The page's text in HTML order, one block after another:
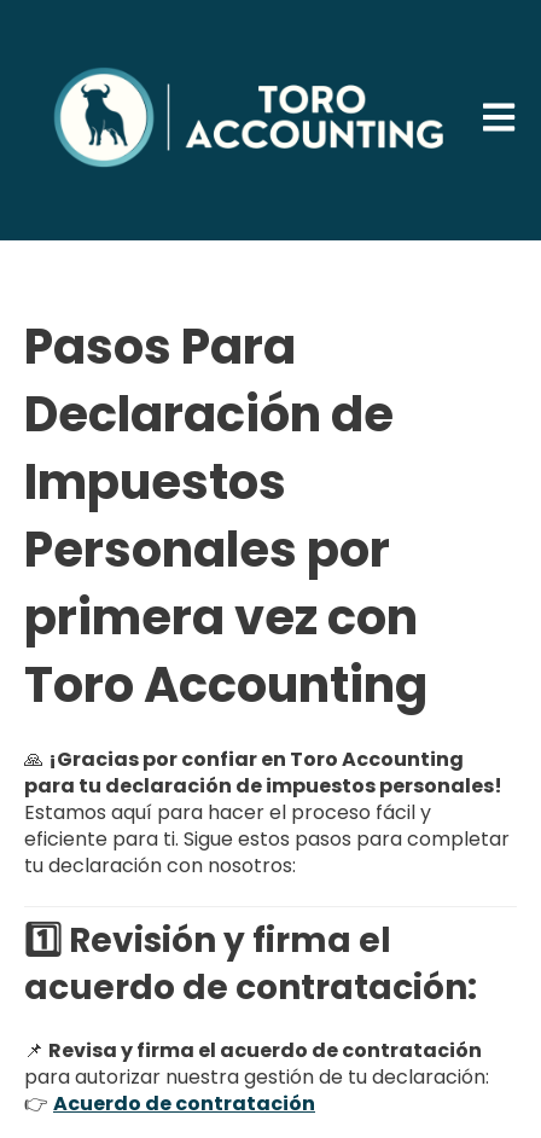
Abrir
Pasos Para
Declaración de
Impuestos
Personales por
primera vez con
Toro Accounting
🙏 ¡Gracias por confiar en Toro Accounting
para tu declaración de impuestos personales!
Estamos aquí para hacer el proceso fácil y
eficiente para ti. Sigue estos pasos para completar
tu declaración con nosotros:
1️⃣ Revisión y firma el
acuerdo de contratación:
📌 Revisa y firma el acuerdo de contratación
para autorizar nuestra gestión de tu declaración:
👉 Acuerdo de contratación